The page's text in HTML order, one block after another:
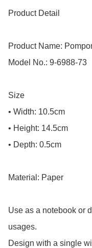
Product Detail
Product Name:
Model No.: 9-6988-73
Size
• Width: 10.5cm
• Height: 14.5cm
• Depth: 0.5cm
Material: Paper
Use as a notebook or
usages.
Design with a single